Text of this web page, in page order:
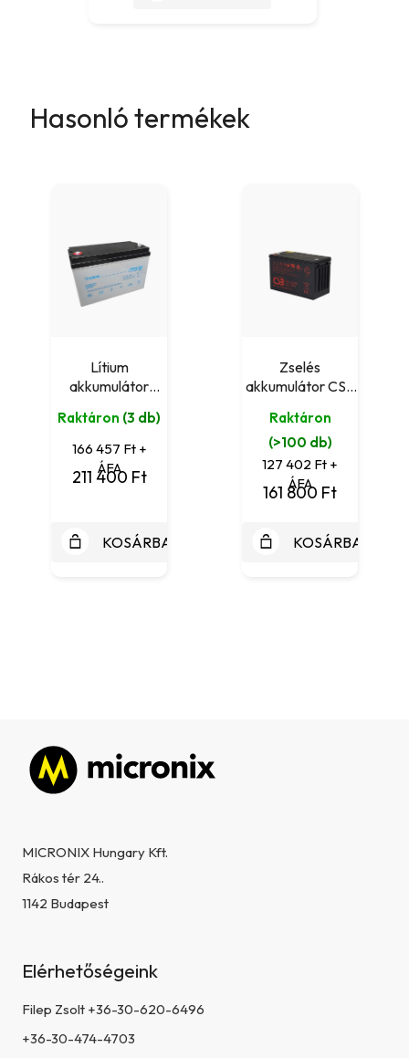
Hasonló termékek
Lítium
akkumulátor
100 Lithium
(12V/100Ah)
Raktáron (3 db)
166 457 Ft +
ÁFA
211 400 Ft
KOSÁRBA
Zselés
akkumulátor CSB
(12V/103,8Ah)
Raktáron
(>100 db)
127 402 Ft +
ÁFA
161 800 Ft
KOSÁRBA
Lábléc
MICRONIX Hungary Kft.
Rákos tér 24..
1142 Budapest
Elérhetőségeink
Filep Zsolt +36-30-620-6496
+36-30-474-4703